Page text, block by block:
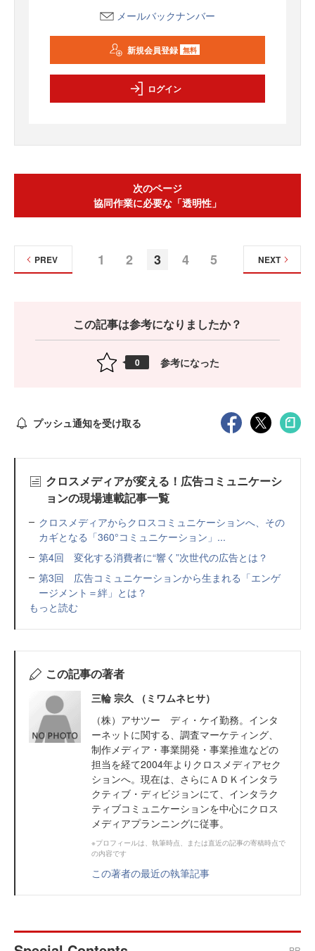
メールバックナンバー
新規会員登録 無料
ログイン
次のページ
協同作業に必要な「透明性」
1 2 3 4 5
PREV NEXT
この記事は参考になりましたか？
0 参考になった
プッシュ通知を受け取る
クロスメディアが変える！広告コミュニケーシ
ョンの現場連載記事一覧
クロスメディアからクロスコミュニケーションへ、その
カギとなる「360°コミュニケーション」...
第4回 変化する消費者に“響く”次世代の広告とは？
第3回 広告コミュニケーションから生まれる「エンゲ
ージメント＝絆」とは？
もっと読む
この記事の著者
三輪 宗久 （ミワムネヒサ）
（株）アサツー ディ・ケイ勤務。インタ
ーネットに関する、調査マーケティング、
制作メディア・事業開発・事業推進などの
担当を経て2004年よりクロスメディアセク
ションへ。現在は、さらにＡＤＫインタラ
クティブ・ディビジョンにて、インタラク
ティブコミュニケーションを中心にクロス
メディアプランニングに従事。
※プロフィールは、執筆時点、または直近の記事の寄稿時点で
の内容です
この著者の最近の執筆記事